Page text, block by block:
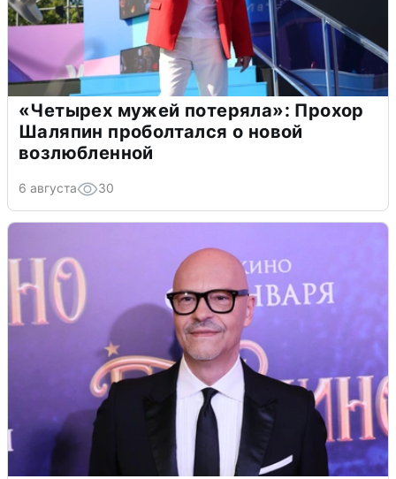
«Четырех мужей потеряла»: Прохор
Шаляпин проболтался о новой
возлюбленной
6 августа 30